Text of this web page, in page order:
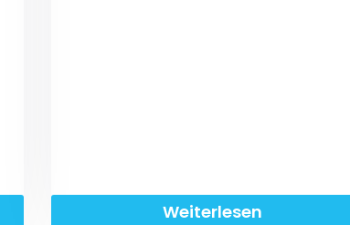
Weiterlesen